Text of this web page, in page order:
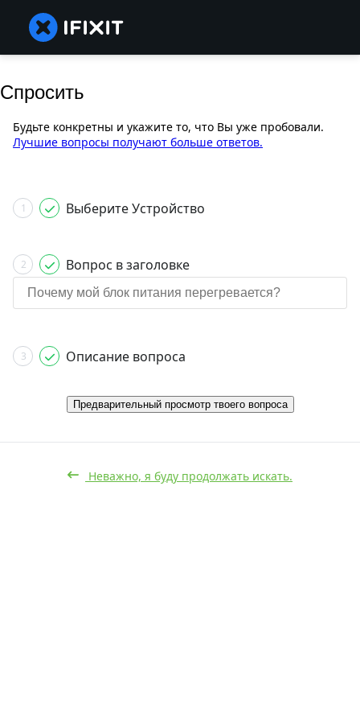
Спросить
Будьте конкретны и укажите то, что Вы уже пробовали.
Лучшие вопросы получают больше ответов.
1 Выберите Устройство
2 Вопрос в заголовке
3 Описание вопроса
Предварительный просмотр твоего вопроса
Неважно, я буду продолжать искать.